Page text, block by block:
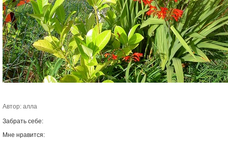
Автор: алла
Забрать себе:
Мне нравится: